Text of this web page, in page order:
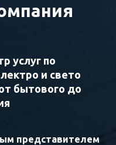
услуг по
и свето
бытового до
представителем